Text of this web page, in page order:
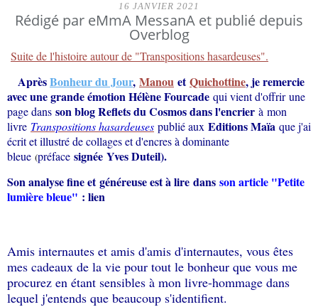
16 JANVIER 2021
Rédigé par eMmA MessanA et publié depuis
Overblog
Suite de l'histoire autour de "Transpositions hasardeuses".
AprèsBonheur du Jour, Manou etQuichottine, je remercie
avec une grande émotion Hélène Fourcade qui vient d'offrir une
page dans son blog Reflets du Cosmos dans l'encrier à mon
livre Transpositions hasardeuses publié aux Editions Maïa que j'ai
écrit et illustré de collages et d'encres à dominante
bleue (préface signée Yves Duteil).
Son analyse fine et généreuse est à lire dans son article "Petite
lumière bleue" : lien
Amis internautes et amis d'amis d'internautes, vous êtes
mes cadeaux de la vie pour tout le bonheur que vous me
procurez en étant sensibles à mon livre-hommage dans
lequel j'entends que beaucoup s'identifient.